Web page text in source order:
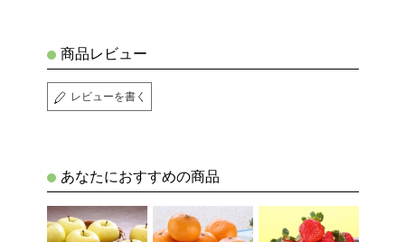
商品レビュー
レビューを書く
あなたにおすすめの商品